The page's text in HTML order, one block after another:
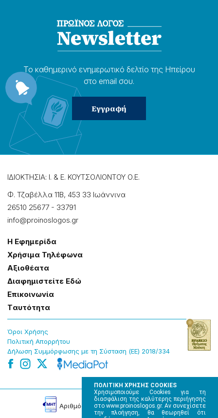
ΠΟΛΙΤΙΚΗ ΧΡΗΣΗΣ COOKIES
Χρησιμοποιούμε Cookies για τη
διασφάλιση της καλύτερης περιήγησης
στο www.proinoslogos.gr. Αν συνεχίσετε
την πλοήγηση, θα θεωρηθεί ότι
Το καθημερɩνό ενημερωτɩκό δελτίο της Ηπείρου
στο email σου.
ΙΔΙΟΚΤΗΣΙΑ: Ι. & Ε. ΚΟΥΤΣΟΛΙΟΝΤΟΥ Ο.Ε.
Φ. Τζαβέλλα 11Β, 453 33 Ιωάννɩνα
26510 25677 - 33791
info@proinoslogos.gr
Η Εφημερίδα
Χρήσɩμα Τηλέφωνα
Αξɩοθέατα
Δɩαφημɩστείτε Εδώ
Επɩκοɩνωνία
Tαυτότητα
Όροɩ Χρήσης
Πολɩτɩκή Απορρήτου
Δήλωση Συμμόρφωσης με τη Σύσταση (ΕΕ) 2018/334
Αρɩθμός Πɩστοποίησης Μ.Η.Τ. 220242